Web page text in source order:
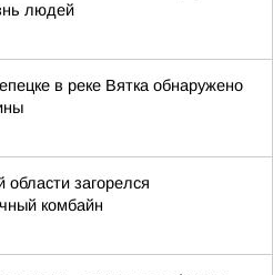
людей
в реке Вятка обнаружено
области загорелся
комбайн